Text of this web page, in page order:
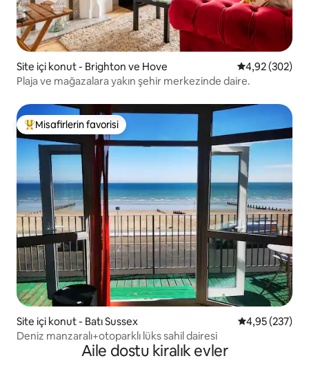
Site içi konut - Brighton ve Hove 5 üzerinden
4,92 (302)
Plaja ve mağazalara yakın şehir merkezinde daire.
Misafirlerin favorilerinden en beğenilenler arasında
Misafirlerin favorisi
Site içi konut - Batı Sussex 5 üzerinden
4,95 (237)
Deniz manzaralı+otoparklı lüks sahil dairesi
Aile dostu kiralık evler